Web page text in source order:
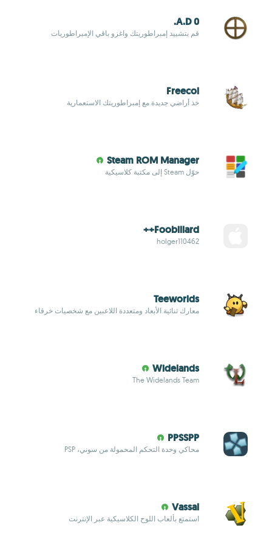
0 A.D.
قم بتشييد إمبراطوريتك واغزو باقي الإمبراطوريات
Freecol
خذ أراضي جديدة مع إمبراطوريتك الاستعمارية
Steam ROM Manager
حوّل Steam إلى مكتبة كلاسيكية
Foobillard++
holger110462
Teeworlds
معارك ثنائية الأبعاد ومتعددة اللاعبين مع شخصيات خرقاء
Widelands
The Widelands Team
PPSSPP
محاكي وحدة التحكم المحمولة من سوني، PSP
Vassal
استمتع بألعاب اللوح الكلاسيكية عبر الإنترنت